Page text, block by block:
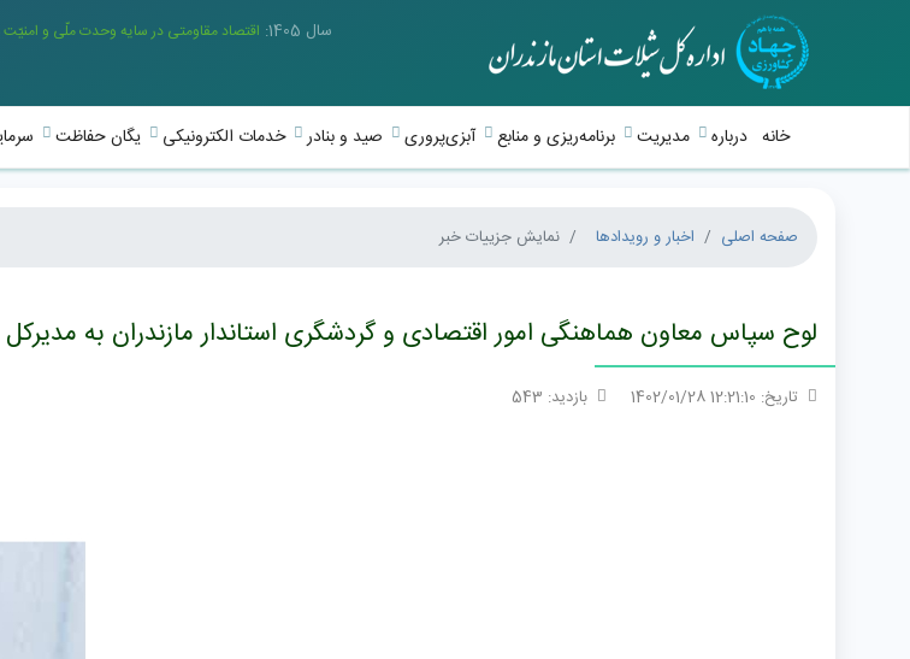
سال 1405: اقتصاد مقاومتی در سایه وحدت ملّی و
خانه درباره مدیریت برنامه‌ریزی و منابع آبزی‌پروری صید و بنادر خدمات الکترونیکی یگان حفاظت
صفحه اصلی اخبار و رویدادها نمایش جزییات خبر
لوح سپاس معاون هماهنگی امور اقتصادی و گردشگری استاندار مازندران به مدیرکل
تاریخ: 12:21:10 1402/01/28 بازدید: 543